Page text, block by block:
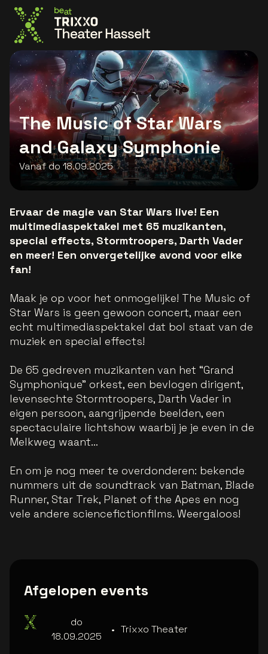
Ga naar de homepage
The Music of Star Wars
and Galaxy Symphonie
Vanaf do 18.09.2025
Ervaar de magie van Star Wars live! Een
multimediaspektakel met 65 muzikanten,
special effects, Stormtroopers, Darth Vader
en meer! Een onvergetelijke avond voor elke
fan!
Maak je op voor het onmogelijke! The Music of
Star Wars is geen gewoon concert, maar een
echt multimediaspektakel dat bol staat van de
muziek en special effects!
De 65 gedreven muzikanten van het “Grand
Symphonique” orkest, een bevlogen dirigent,
levensechte Stormtroopers, Darth Vader in
eigen persoon, aangrijpende beelden, een
spectaculaire lichtshow waarbij je je even in de
Melkweg waant…
En om je nog meer te overdonderen: bekende
nummers uit de soundtrack van Batman, Blade
Runner, Star Trek, Planet of the Apes en nog
vele andere sciencefictionfilms. Weergaloos!
Afgelopen events
do
18.09.2025
• Trixxo Theater